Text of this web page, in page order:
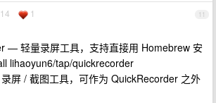
11
1
— 轻量录屏工具，支持直接用 Homebrew 安
lihaoyun6/tap/quickrecorder
屏 / 截图工具，可作为 QuickRecorder 之外